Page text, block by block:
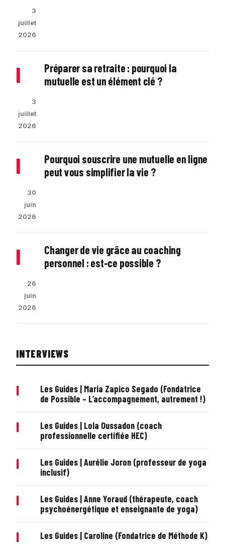
3
juillet
2026
|
Préparer sa retraite : pourquoi la
mutuelle est un élément clé ?
3
juillet
2026
|
Pourquoi souscrire une mutuelle en ligne
peut vous simplifier la vie ?
30
juin
2026
|
Changer de vie grâce au coaching
personnel : est-ce possible ?
26
juin
2026
INTERVIEWS
|
Les Guides | Maria Zapico Segado (Fondatrice
de Possible – L’accompagnement, autrement !)
|
Les Guides | Lola Oussadon (coach
professionnelle certifiée HEC)
|
Les Guides | Aurélie Joron (professeur de yoga
inclusif)
|
Les Guides | Anne Yoraud (thérapeute, coach
psychoénergétique et enseignante de yoga)
| Les Guides | Caroline (Fondatrice de Méthode K)